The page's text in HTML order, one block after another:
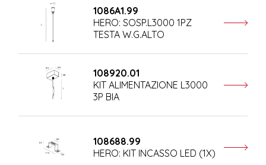
1086A1.99
HERO: SOSP.L3000 1PZ
TESTA W.G.ALTO
108920.01
KIT ALIMENTAZIONE L3000
3P BIA
108688.99
HERO: KIT INCASSO LED (1X)